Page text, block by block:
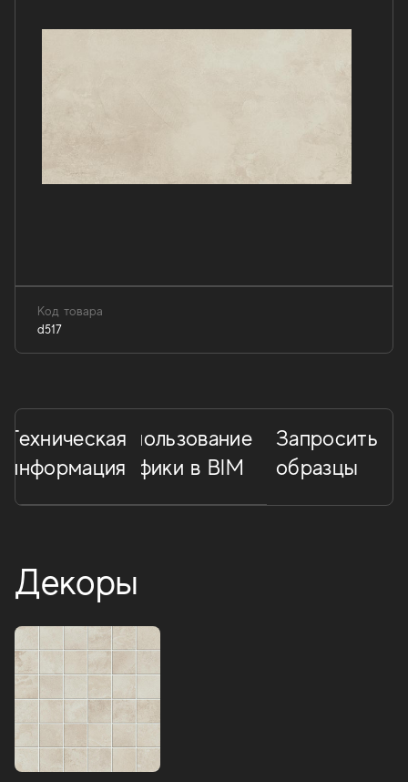
Код товара
d517
Техническая
информация
Использование
графики в BIM
Запросить
образцы
Декоры
Смесь восстановленного бетона и преломляющей
мегаполиса. Захватывающие поверхности и
вызывающая цветовая палитра делают Flux идеальным